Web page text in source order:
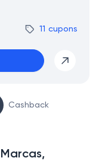
11 cupons
Cashback